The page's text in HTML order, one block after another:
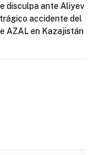
disculpa ante Aliyev
accidente del
AZAL en Kazajistán